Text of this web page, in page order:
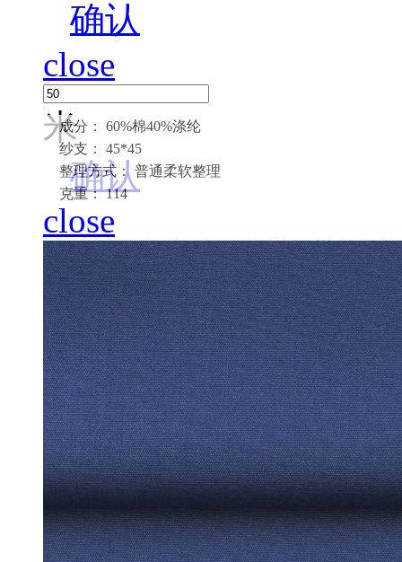
成分： 60%棉40%涤纶
纱支： 45*45
整理方式： 普通柔软整理
克重： 114
确认
close
米
确认
close